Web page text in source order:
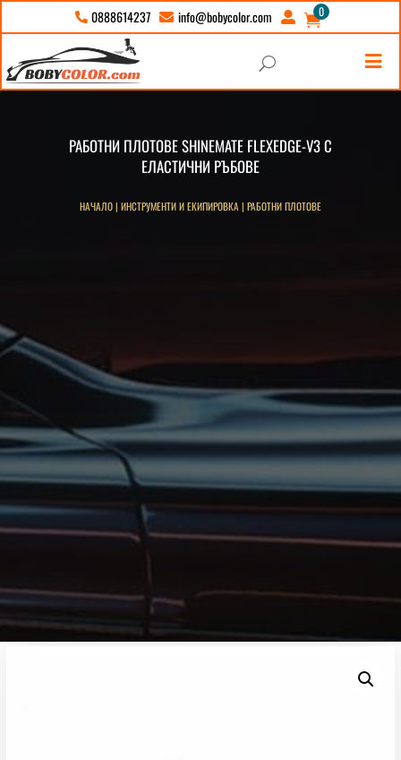
 0888614237  info@bobycolor.com  
0

U
РАБОТНИ ПЛОТОВЕ SHINEMATE FLEXEDGE-V3 С
ЕЛАСТИЧНИ РЪБОВЕ
НАЧАЛО| ИНСТРУМЕНТИ И ЕКИПИРОВКА | РАБОТНИ ПЛОТОВЕ